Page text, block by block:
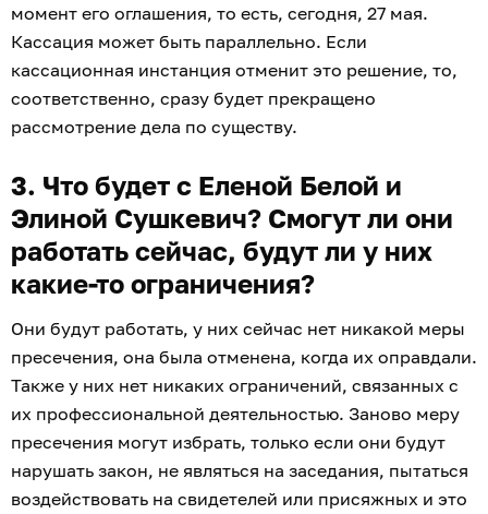
момент его оглашения, то есть, сегодня, 27 мая.
Кассация может быть параллельно. Если
кассационная инстанция отменит это решение, то,
соответственно, сразу будет прекращено
рассмотрение дела по существу.
3. Что будет с Еленой Белой и
Элиной Сушкевич? Смогут ли они
работать сейчас, будут ли у них
какие-то ограничения?
Они будут работать, у них сейчас нет никакой меры
пресечения, она была отменена, когда их оправдали.
Также у них нет никаких ограничений, связанных с
их профессиональной деятельностью. Заново меру
пресечения могут избрать, только если они будут
нарушать закон, не являться на заседания, пытаться
воздействовать на свидетелей или присяжных и это